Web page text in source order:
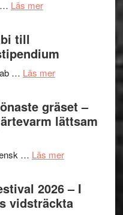
… Läs merom
presenterar
19
titlar
i
till
… Läs merom
Shahab
Mehrabi
till
Kulturs
gräset –
lättsam
… Läs merom
Det
grönaste
gräset
2026 – I
vidsträckta